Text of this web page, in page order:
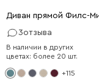
Диван прямой Филс-
3отзыва
В наличии в других
цветах: более 20 шт.
+115